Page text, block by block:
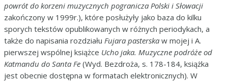
powrót do korzeni muzycznych pogranicza Polski i Słowacji
zakończony w 1999r.), które posłużyły jako baza do kilku
sporych tekstów opublikowanych w różnych periodykach, a
także do napisania rozdziału Fujara pasterska w mojej i A.
pierwszej wspólnej książce Ucho jaka. Muzyczne podróże od
Katmandu do Santa Fe (Wyd. Bezdroża, s. 178-184, książka
jest obecnie dostępna w formatach elektronicznych). W